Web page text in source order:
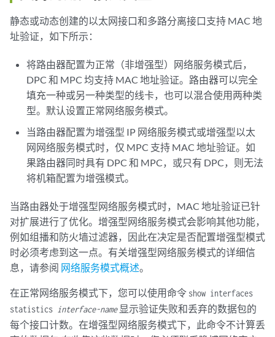
静态或动态创建的以太网接口和多路分离接口支持 MAC 地
址验证，如下所示：
将路由器配置为正常（非增强型）网络服务模式后，
DPC 和 MPC 均支持 MAC 地址验证。路由器可以完全
填充一种或另一种类型的线卡，也可以混合使用两种类
型。默认设置正常网络服务模式。
当路由器配置为增强型 IP 网络服务模式或增强型以太
网网络服务模式时，仅 MPC 支持 MAC 地址验证。如
果路由器同时具有 DPC 和 MPC，或只有 DPC，则无法
将机箱配置为增强模式。
当路由器处于增强型网络服务模式时，MAC 地址验证已针
对扩展进行了优化。增强型网络服务模式会影响其他功能，
例如组播和防火墙过滤器，因此在决定是否配置增强型模式
时必须考虑到这一点。有关增强型网络服务模式的详细信
息，请参阅 网络服务模式概述。
在正常网络服务模式下，您可以使用命令 show interfaces
statistics interface-name显示验证失败和丢弃的数据包的
每个接口计数。在增强型网络服务模式下，此命令不计算丢